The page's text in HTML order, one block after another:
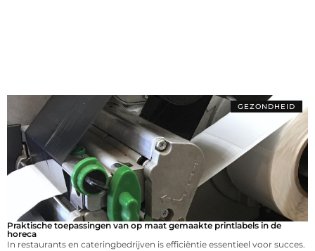
GEZONDHEID
Praktische toepassingen van op maat gemaakte printlabels in de
horeca
In restaurants en cateringbedrijven is efficiëntie essentieel voor succes.